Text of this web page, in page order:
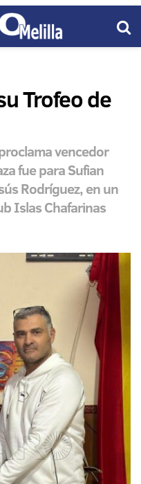
Trofeo de
vencedor
fue para Sufian
Rodríguez, en un
Islas Chafarinas